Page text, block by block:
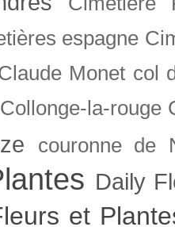
espagne
Monet col
Collonge-la-rouge
couronne de
Daily
et